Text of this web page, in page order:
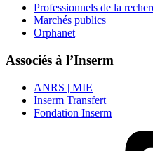
Professionnels de la
Marchés publics
Orphanet
Associés à l’Inserm
ANRS | MIE
Inserm Transfert
Fondation Inserm